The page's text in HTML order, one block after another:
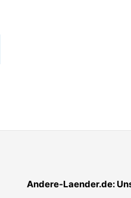
Andere-Laender.de: